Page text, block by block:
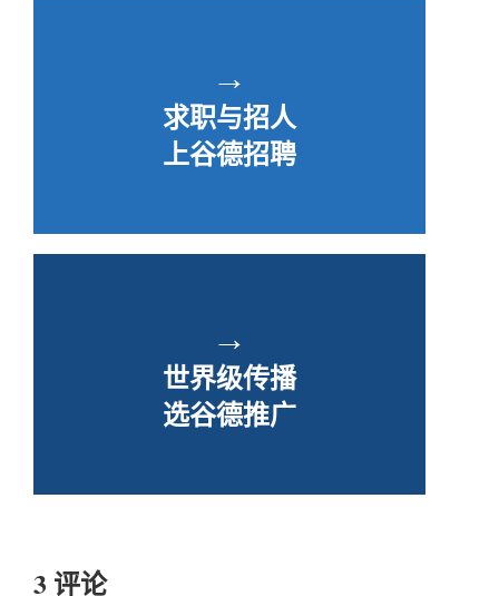
→
求职与招人
上谷德招聘
→
世界级传播
选谷德推广
3 评论